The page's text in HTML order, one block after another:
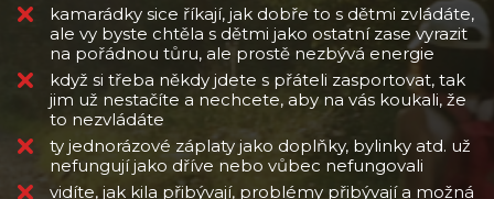
kamarádky sice říkají, jak dobře to s dětmi zvládáte,
ale vy byste chtěla s dětmi jako ostatní zase vyrazit
na pořádnou tůru, ale prostě nezbývá energie
když si třeba někdy jdete s přáteli zasportovat, tak
jim už nestačíte a nechcete, aby na vás koukali, že
to nezvládáte
ty jednorázové záplaty jako doplňky, bylinky atd. už
nefungují jako dříve nebo vůbec nefungovali
vidíte, jak kila přibývají, problémy přibývají a možná